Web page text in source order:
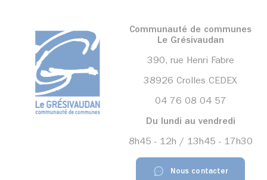
Communauté de communes
Le Grésivaudan
390, rue Henri Fabre
38926 Crolles CEDEX
04 76 08 04 57
Du lundi au vendredi
8h45 - 12h / 13h45 - 17h30
Nous contacter